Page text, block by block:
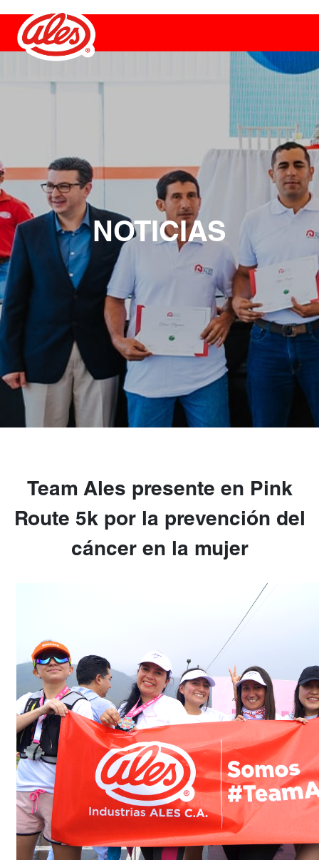
NOTICIAS
Team Ales presente en Pink
Route 5k por la prevención del
cáncer en la mujer